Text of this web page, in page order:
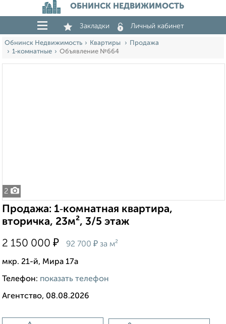
ОБНИНСК НЕДВИЖИМОСТЬ
Закладки Личный кабинет
Обнинск Недвижимость Квартиры
Продажа
1‑комнатные
Объявление №664
2
Продажа: 1‑комнатная квартира,
вторичка, 23м², 3/5 этаж
2 150 000 ₽ 92 700 ₽ за м²
мкр. 21-й, Мира 17а
Телефон: показать телефон
Агентство, 08.08.2026